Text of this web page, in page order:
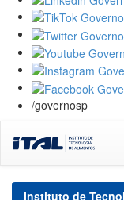
/governosp
navigation
Instituto de